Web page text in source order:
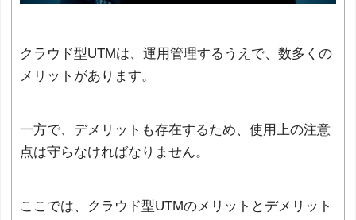
クラウド型UTMは、運用管理するうえで、数多くの
メリットがあります。
一方で、デメリットも存在するため、使用上の注意
点は守らなければなりません。
ここでは、クラウド型UTMのメリットとデメリット